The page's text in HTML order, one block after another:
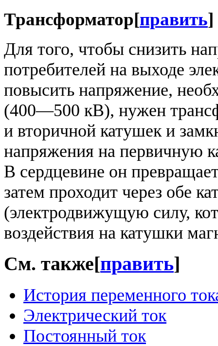
Трансформатор[править]
Для того, чтобы снизить
потребителей на выходе
повысить напряжение,
(400—500 кВ), нужен
и вторичной катушек и
напряжения на первичную
В сердцевине он
затем проходит через обе
(электродвижущую силу,
воздействия на катушки
См. также[править]
История переменного
Электрический ток
Постоянный ток